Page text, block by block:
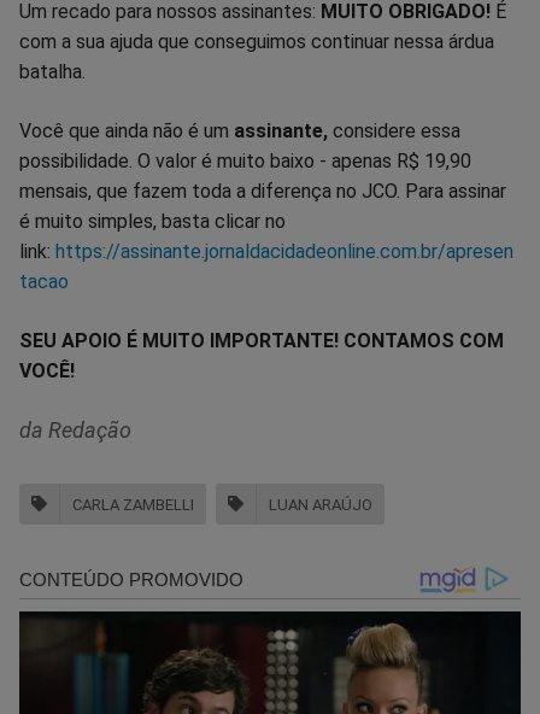
Um recado para nossos assinantes: MUITO OBRIGADO! É
com a sua ajuda que conseguimos continuar nessa árdua
batalha.
Você que ainda não é um assinante, considere essa
possibilidade. O valor é muito baixo - apenas R$ 19,90
mensais, que fazem toda a diferença no JCO. Para assinar
é muito simples, basta clicar no
link: https://assinante.jornaldacidadeonline.com.br/apresen
tacao
SEU APOIO É MUITO IMPORTANTE! CONTAMOS COM
VOCÊ!
da Redação
CARLA ZAMBELLI LUAN ARAÚJO